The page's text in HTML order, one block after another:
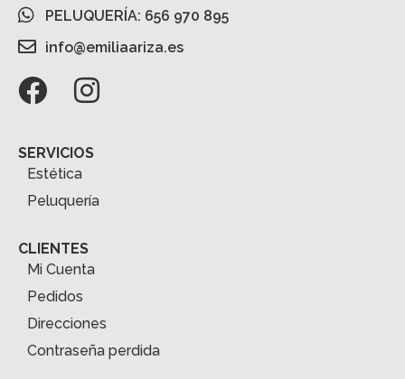
PELUQUERÍA: 656 970 895
info@emiliaariza.es
SERVICIOS
Estética
Peluquería
CLIENTES
Mi Cuenta
Pedidos
Direcciones
Contraseña perdida